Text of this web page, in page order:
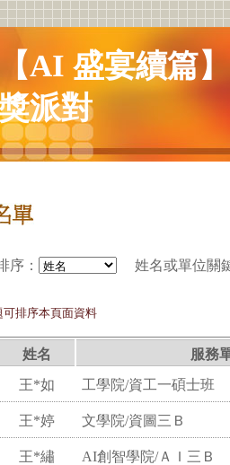
【AI 盛宴續篇
派對
序： 姓名或單位關
排序本頁面資料
姓名
服務
王*如 工學院/資工一碩士班
王*婷 文學院/資圖三Ｂ
王*繡 AI創智學院/ＡＩ三Ｂ